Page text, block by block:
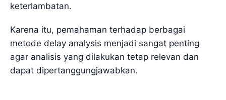
keterlambatan.
Karena itu, pemahaman terhadap berbagai
metode delay analysis menjadi sangat penting
agar analisis yang dilakukan tetap relevan dan
dapat dipertanggungjawabkan.